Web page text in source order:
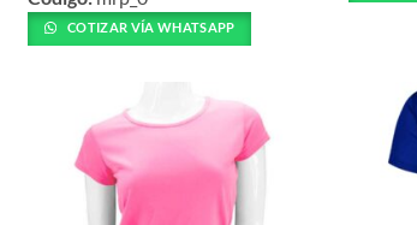
tiene
opciones
COTIZAR VÍA WHATSAPP
opciones
pueden